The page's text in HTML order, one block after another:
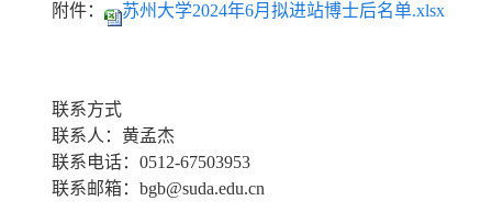
附件： 苏州大学2024年6月拟进站博士后名单.xlsx
联系方式
联系人：黄孟杰
联系电话：0512-67503953
联系邮箱：bgb@suda.edu.cn